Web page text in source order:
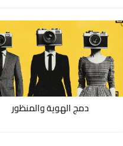
دمج الهوية والمنظور